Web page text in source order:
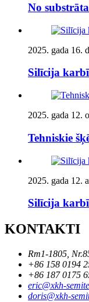
No
2025. gada 16.
Silīcija
2025. gada 12.
Tehniskie
2025. gada 12.
Silīcija
KONTAKTI
Rm1-1805,
+86 158 0194
+86 187 0175
eric@xkh-
doris@xkh-